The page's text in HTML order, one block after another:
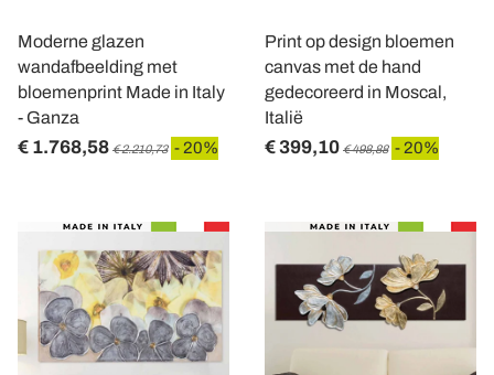
Moderne glazen
wandafbeelding met
bloemenprint Made in Italy
- Ganza
€ 1.768,58 € 2.210,73 - 20%
Print op design bloemen
canvas met de hand
gedecoreerd in Moscal,
Italië
€ 399,10 € 498,88 - 20%